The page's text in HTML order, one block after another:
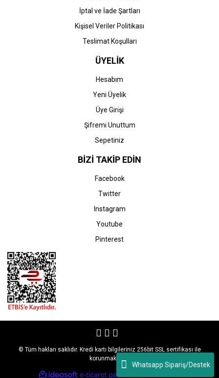
Whatsapp Sipariş/Destek
İptal ve İade Şartları
Kişisel Veriler Politikası
Teslimat Koşulları
ÜYELİK
Hesabım
Yeni Üyelik
Üye Girişi
Şifremi Unuttum
Sepetiniz
BİZİ TAKİP EDİN
Facebook
Twitter
Instagram
Youtube
Pinterest
© Tüm hakları saklıdır. Kredi kartı bilgileriniz 256bit SSL sertifikası ile
korunmaktadır.
ideasoft